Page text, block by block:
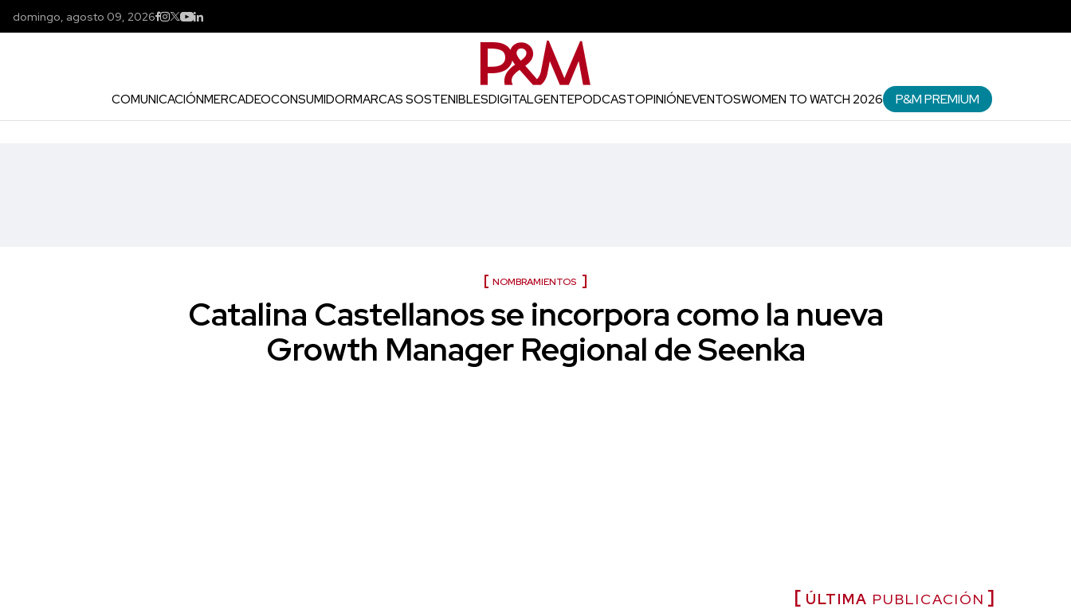
domingo, agosto 09, 2026
COMUNICACIÓNMERCADEOCONSUMIDORMARCAS SOSTENIBLESDIGITALGENTEPODCASTOPINIÓNEVENTOSWOMEN TO WATCH 2026 P&M PREMIUM
NOMBRAMIENTOS
Catalina Castellanos se incorpora como la nueva
Growth Manager Regional de Seenka
ÚLTIMA PUBLICACIÓN